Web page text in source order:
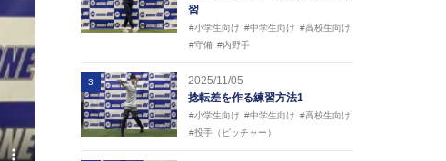
習
#小学生向け #中学生向け #高校生向け
#守備 #内野手
3
2025/11/05
捻転差を作る練習方法1
#小学生向け #中学生向け #高校生向け
#投手（ピッチャー）